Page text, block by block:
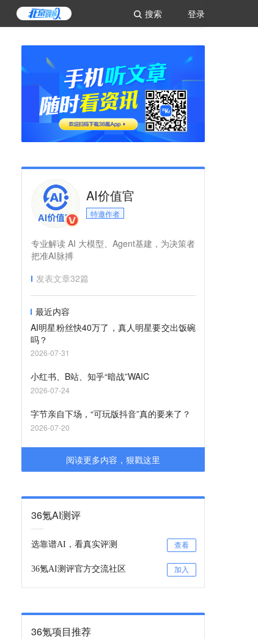
登录
搜索
AI价值官
特邀作者
专业解读 AI 大模型、Agent基建，为决策者
把准AI脉搏
发表文章32篇
最近内容
AI明星粉丝快40万了，真人明星要交出饭碗
吗？
2026-07-31
小红书、B站、知乎“暗战”WAIC
2026-07-24
字节亲自下场，“可玩版抖音”真的要来了？
2026-07-20
阅读更多内容，狠戳这里
36氪AI测评
选靠谱AI，看真实评测 查看
36氪AI测评官方交流社区 加入
36氪项目推荐